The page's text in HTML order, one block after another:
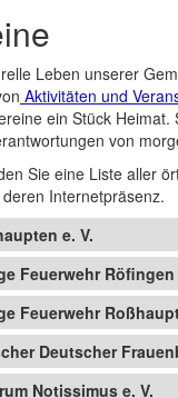
Leben unserer
Aktivitäten und
ein Stück
von
Sie eine Liste aller
Internetpräsenz.
e. V.
Feuerwehr Röfingen
Feuerwehr
Deutscher
Notissimus e. V.